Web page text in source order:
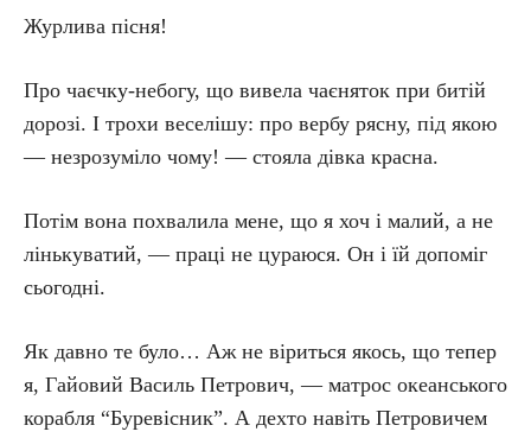
Журлива пісня!
Про чаєчку-небогу, що вивела чаєняток при битій
дорозі. І трохи веселішу: про вербу рясну, під якою
— незрозуміло чому! — стояла дівка красна.
Потім вона похвалила мене, що я хоч і малий, а не
лінькуватий, — праці не цураюся. Он і їй допоміг
сьогодні.
Як давно те було… Аж не віриться якось, що тепер
я, Гайовий Василь Петрович, — матрос океанського
корабля “Буревісник”. А дехто навіть Петровичем